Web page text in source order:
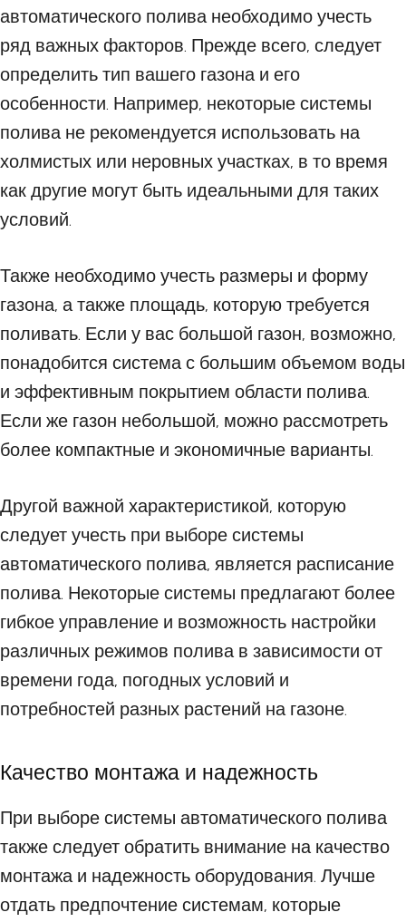
автоматического полива необходимо учесть
ряд важных факторов. Прежде всего, следует
определить тип вашего газона и его
особенности. Например, некоторые системы
полива не рекомендуется использовать на
холмистых или неровных участках, в то время
как другие могут быть идеальными для таких
условий.
Также необходимо учесть размеры и форму
газона, а также площадь, которую требуется
поливать. Если у вас большой газон, возможно,
понадобится система с большим объемом воды
и эффективным покрытием области полива.
Если же газон небольшой, можно рассмотреть
более компактные и экономичные варианты.
Другой важной характеристикой, которую
следует учесть при выборе системы
автоматического полива, является расписание
полива. Некоторые системы предлагают более
гибкое управление и возможность настройки
различных режимов полива в зависимости от
времени года, погодных условий и
потребностей разных растений на газоне.
Качество монтажа и надежность
При выборе системы автоматического полива
также следует обратить внимание на качество
монтажа и надежность оборудования. Лучше
отдать предпочтение системам, которые